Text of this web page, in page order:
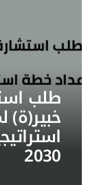
طلب
خبير(ة)
2030